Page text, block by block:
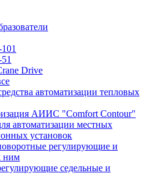
Drive
автоматизации тепловых
АИИС "Comfort Contour"
автоматизации местных
установок
регулирующие и
ним
седельные и